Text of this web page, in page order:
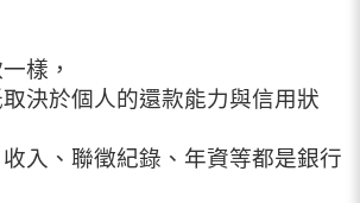
樣，
決於個人的還款能力與信用狀
入、聯徵紀錄、年資等都是銀行